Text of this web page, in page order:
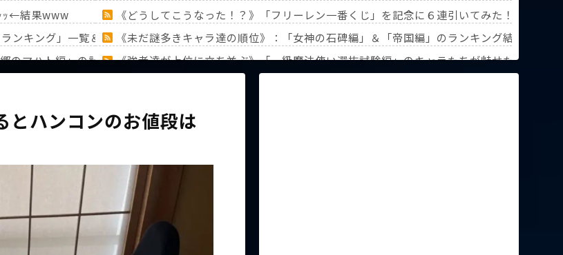
ｯ←結果www
《どうしてこうなった！？》「フリーレン一番くじ」を記念に６連引いてみた！気づけ
ンキング」一覧＆「ミミック」大特集！！【『葬送のフリーレン』第3回人気投票】
《未だ謎多きキャラ達の順位》：「女神の石碑編」＆「帝国編」のランキング結果を分
のマハト編」の計31キャラのランキングを徹底解説！【『葬送のフリーレン』第3回人気投票】
《強者達が上位に立ち並ぶ》「一級魔法使い選抜試験編」のキャラたちが魅せた驚異の
とハンコンのお値段は